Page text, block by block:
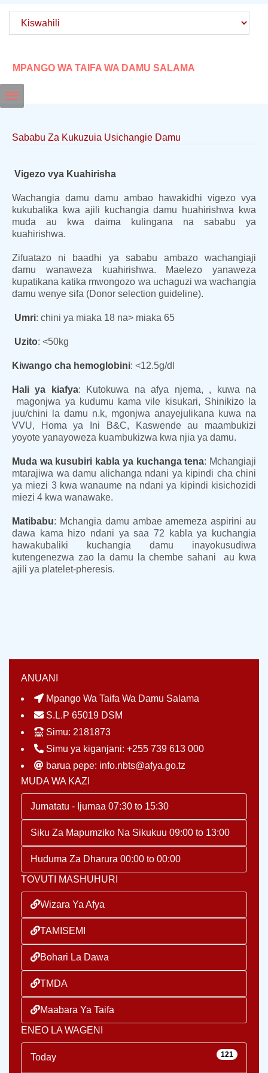
MPANGO WA TAIFA WA DAMU SALAMA
Toggle
Sababu Za Kukuzuia Usichangie Damu
Vigezo vya Kuahirisha
Wachangia damu damu ambao hawakidhi vigezo vya
kukubalika kwa ajili kuchangia damu huahirishwa kwa
muda au kwa daima kulingana na sababu ya
kuahirishwa.
Zifuatazo ni baadhi ya sababu ambazo wachangiaji
damu wanaweza kuahirishwa. Maelezo yanaweza
kupatikana katika mwongozo wa uchaguzi wa wachangia
damu wenye sifa (Donor selection guideline).
Umri: chini ya miaka 18 na> miaka 65
Uzito: <50kg
Kiwango cha hemoglobini: <12.5g/dl
Hali ya kiafya: Kutokuwa na afya njema, , kuwa na
magonjwa ya kudumu kama vile kisukari, Shinikizo la
juu/chini la damu n.k, mgonjwa anayejulikana kuwa na
VVU, Homa ya Ini B&C, Kaswende au maambukizi
yoyote yanayoweza kuambukizwa kwa njia ya damu.
Muda wa kusubiri kabla ya kuchanga tena: Mchangiaji
mtarajiwa wa damu alichanga ndani ya kipindi cha chini
ya miezi 3 kwa wanaume na ndani ya kipindi kisichozidi
miezi 4 kwa wanawake.
Matibabu: Mchangia damu ambae amemeza aspirini au
dawa kama hizo ndani ya saa 72 kabla ya kuchangia
hawakubaliki kuchangia damu inayokusudiwa
kutengenezwa zao la damu la chembe sahani au kwa
ajili ya platelet-pheresis.
ANUANI
Mpango Wa Taifa Wa Damu Salama
S.L.P 65019 DSM
Simu: 2181873
Simu ya kiganjani: +255 739 613 000
barua pepe: info.nbts@afya.go.tz
MUDA WA KAZI
Jumatatu - Ijumaa 07:30 to 15:30
Siku Za Mapumziko Na Sikukuu 09:00 to 13:00
Huduma Za Dharura 00:00 to 00:00
TOVUTI MASHUHURI
Wizara Ya Afya
TAMISEMI
Bohari La Dawa
TMDA
Maabara Ya Taifa
ENEO LA WAGENI
Today 121